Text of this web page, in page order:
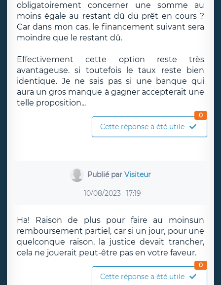
obligatoirement concerner une somme au
moins égale au restant dû du prêt en cours ?
Car dans mon cas, le financement suivant sera
moindre que le restant dû.
Effectivement cette option reste très
avantageuse. si toutefois le taux reste bien
identique. Je ne sais pas si une banque qui
aura un gros manque à gagner accepterait une
telle proposition...
Cette réponse a été utile
0
Publié parVisiteur
10/08/2023 17:19
Ha! Raison de plus pour faire au moinsun
remboursement partiel, car si un jour, pour une
quelconque raison, la justice devait trancher,
cela ne jouerait peut-être pas en votre faveur.
Cette réponse a été utile
0